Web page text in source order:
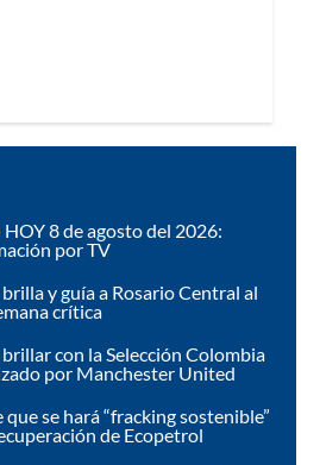
8 de agosto del 2026:
por TV
y guía a Rosario Central al
crítica
con la Selección Colombia
por Manchester United
se hará “fracking sostenible”
de Ecopetrol